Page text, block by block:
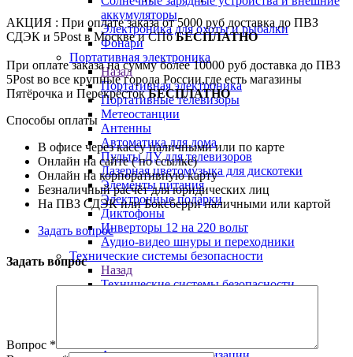
аккумуляторы
Электроника для охоты и рыбалки
Фонари
Портативная электроника
Назад
Портативная электроника
Портативные телевизоры
Метеостанции
Антенны
Автоматика для дома
Пульты ДУ для телевизоров
Лазерная цветомузыка для дискотеки
Элементы питания
Электронные подарки
Диктофоны
Инверторы 12 на 220 вольт
Аудио-видео шнуры и переходники
Технические системы безопасности
Назад
Технические системы безопасности
АКЦИЯ : При оплате заказа от 5000 руб доставка до ПВЗ
СДЭК и 5Post в Москве и СПбБЕСПЛАТНО
При оплате заказа на сумму более 10000 руб доставка до ПВЗ
5Post во все крупные города России,где есть магазины
Пятёрочка и ПерекрёстокБЕСПЛАТНО
Способы оплаты
В офисе через кассу наличными или по карте
Онлайн на сайте ( по ссылке)
Онлайн на корпоративную карту
Безналичный расчёт для юридических лиц
На ПВЗ СДЭК или Боксберри наличными или картой
Задать вопрос
Задать вопрос
Вопрос *